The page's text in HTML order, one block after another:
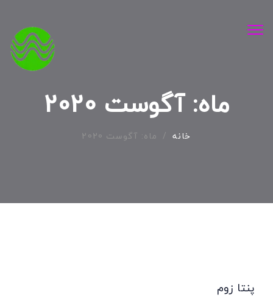
ناوبری
ماه:آگوست 2020
خانه / ماه: آگوست 2020
پنتا زوم